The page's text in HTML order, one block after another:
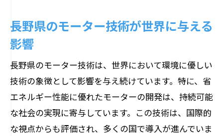
モーター技術が描く持続可能社会への道
新
革新的なモーター技術の背景
技術と自然が織り成す新たな価値
地域特有の自然と共に進化する技術
長野県のモーター技術が世界に与える
影響
長野県のモーター技術は、世界において環境に優しい
技術の象徴として影響を与え続けています。特に、省
エネルギー性能に優れたモーターの開発は、持続可能
な社会の実現に寄与しています。この技術は、国際的
な視点からも評価され、多くの国で導入が進んでいま